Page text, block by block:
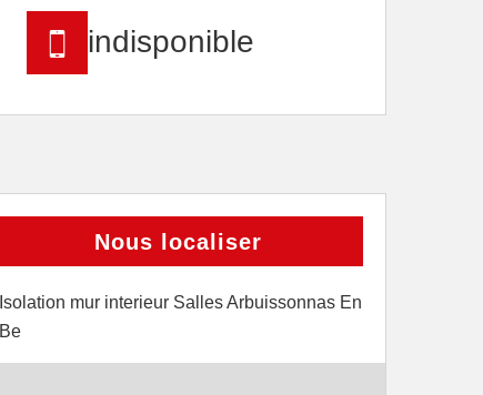
indisponible
Nous localiser
Isolation mur interieur Salles Arbuissonnas En
Be